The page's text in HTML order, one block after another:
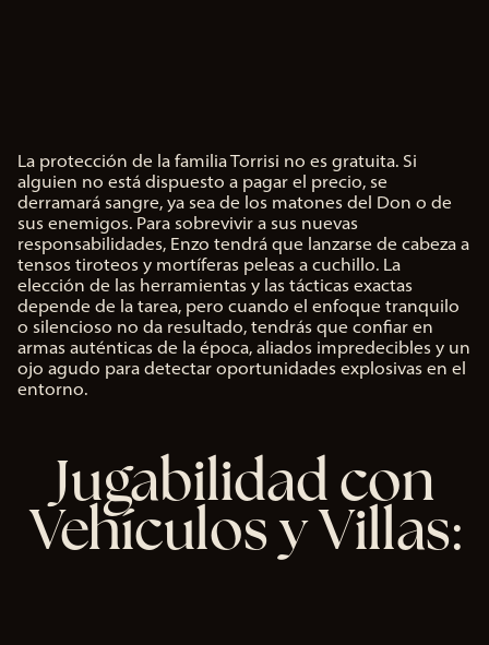
priv
aci
dad
de
You
Tub
ey
la
ere
nci
a
de
dat
A
c
c
e
p
t
&
P
l
a
y
hac
er
clic
en
«Ac
La protección de la familia Torrisi no es gratuita. Si
alguien no está dispuesto a pagar el precio, se
derramará sangre, ya sea de los matones del Don o de
sus enemigos. Para sobrevivir a sus nuevas
responsabilidades, Enzo tendrá que lanzarse de cabeza a
tensos tiroteos y mortíferas peleas a cuchillo. La
elección de las herramientas y las tácticas exactas
depende de la tarea, pero cuando el enfoque tranquilo
o silencioso no da resultado, tendrás que confiar en
armas auténticas de la época, aliados impredecibles y un
ojo agudo para detectar oportunidades explosivas en el
entorno.
Jugabilidad con
Vehículos y Villas: